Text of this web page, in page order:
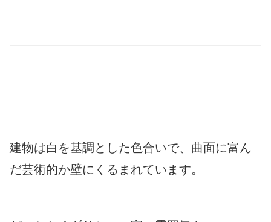
建物は白を基調とした色合いで、曲面に富ん
だ芸術的か壁にくるまれています。